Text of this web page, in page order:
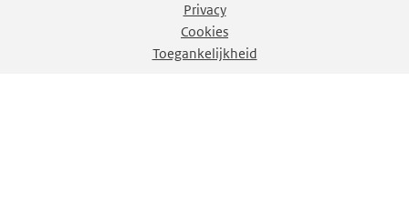
Privacy
Cookies
Toegankelijkheid